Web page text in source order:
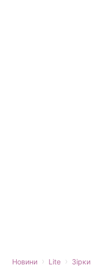
Новини › Lite › Зірки